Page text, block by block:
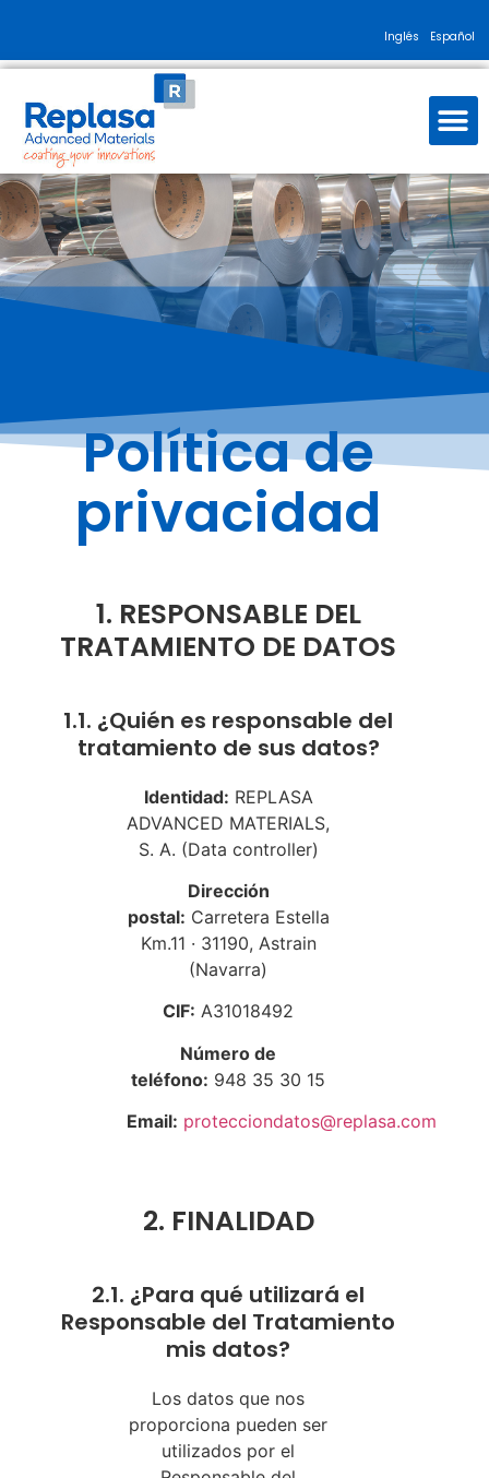
Inglés Español
Política de
privacidad
1. RESPONSABLE DEL
TRATAMIENTO DE DATOS
1.1. ¿Quién es responsable del
tratamiento de sus datos?
Identidad: REPLASA
ADVANCED MATERIALS,
S. A. (Data controller)
Dirección
postal: Carretera Estella
Km.11 · 31190, Astrain
(Navarra)
CIF: A31018492
Número de
teléfono: 948 35 30 15
Email: protecciondatos@replasa.com
2. FINALIDAD
2.1. ¿Para qué utilizará el
Responsable del Tratamiento
mis datos?
Los datos que nos
proporciona pueden ser
utilizados por el